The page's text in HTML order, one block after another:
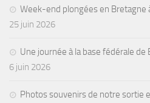
Week-end plongées en Bretagne
25 juin 2026
Une journée à la base fédérale
6 juin 2026
Photos souvenirs de notre sortie